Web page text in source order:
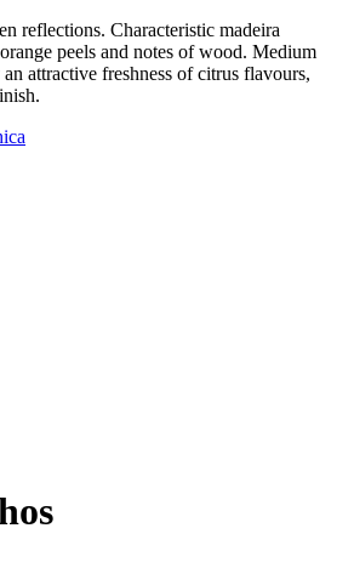
reflections. Characteristic madeira
peels and notes of wood. Medium
attractive freshness of citrus flavours,